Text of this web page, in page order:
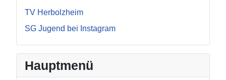
TV Herbolzheim
SG Jugend bei Instagram
Hauptmenü